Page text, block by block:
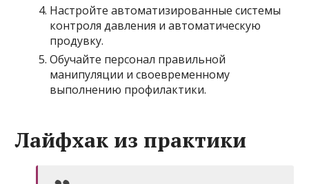
Настройте автоматизированные системы
контроля давления и автоматическую
продувку.
Обучайте персонал правильной
манипуляции и своевременному
выполнению профилактики.
Лайфхак из практики